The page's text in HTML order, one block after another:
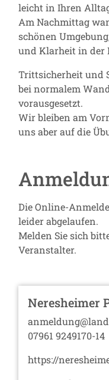
leicht in Ihren
Am Nachmittag
schönen
und Klarheit in der
Trittsicherheit und
bei normalem
vorausgesetzt.
Wir bleiben am
uns aber auf die
Die Online-
leider abgelaufen.
Melden Sie sich
Veranstalter.
Neresheimer
07961 9249170-14
https://